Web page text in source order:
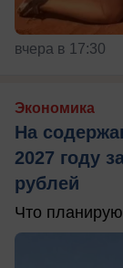
вчера в 17:30
Экономика
На
2027 году
рублей
Что